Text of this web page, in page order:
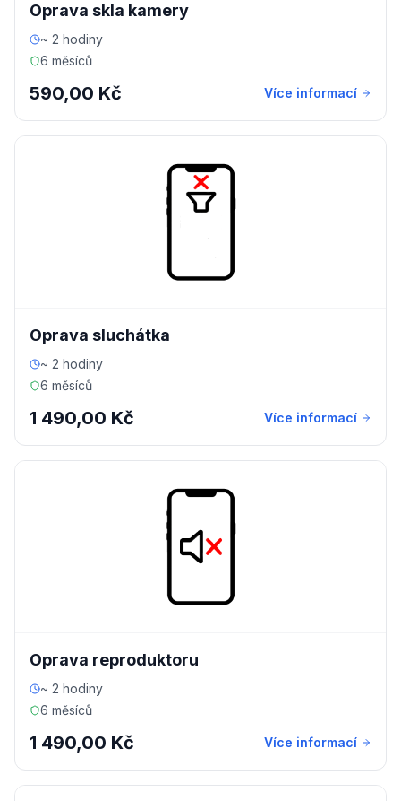
Oprava skla kamery
~ 2 hodiny
6 měsíců
590,00 Kč Více informací
Oprava sluchátka
~ 2 hodiny
6 měsíců
1 490,00 Kč Více informací
Oprava reproduktoru
~ 2 hodiny
6 měsíců
1 490,00 Kč Více informací